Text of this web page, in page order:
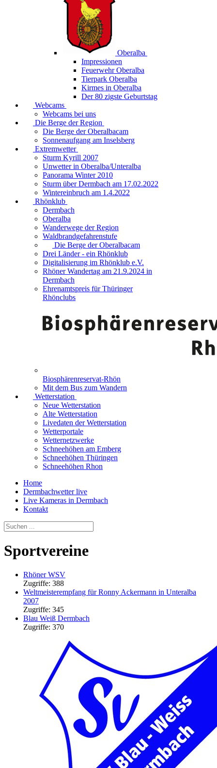
Oberalba
Impressionen
Feuerwehr Oberalba
Tierpark Oberalba
Kirmes in Oberalba
Der 80 zigste Geburtstag
Webcams
Webcams bei uns
Die Berge der Region
Die Berge der Oberalbacam
Sonnenaufgang am Inselsberg
Extremwetter
Sturm Kyrill 2007
Unwetter in Oberalba/Unteralba
Panorama Winter 2010
Sturm über Dermbach am 17.02.2022
Wintereinbruch am 1.4.2022
Rhönklub
Dermbach
Oberalba
Wanderwege der Region
Waldbrandgefahrenstufe
Die Berge der Oberalbacam
Drei Länder - ein Rhönklub
Digitalisierung im Rhönklub e.V.
Rhöner Wandertag am 21.9.2024 in
Dermbach
Ehrenamtspreis für Thüringer
Rhönclubs
Biosphärenreservat-Rhön
Mit dem Bus zum Wandern
Wetterstation
Neue Wetterstation
Alte Wetterstation
Livedaten der Wetterstation
Wetterportale
Wetternetzwerke
Schneehöhen am Emberg
Schneehöhen Thüringen
Schneehöhen Rhon
Home
Dermbachwetter live
Live Kameras in Dermbach
Kontakt
Sportvereine
Rhöner WSV
Zugriffe: 388
Weltmeisterempfang für Ronny Ackermann in Unteralba
2007
Zugriffe: 345
Blau Weiß Dermbach
Zugriffe: 370